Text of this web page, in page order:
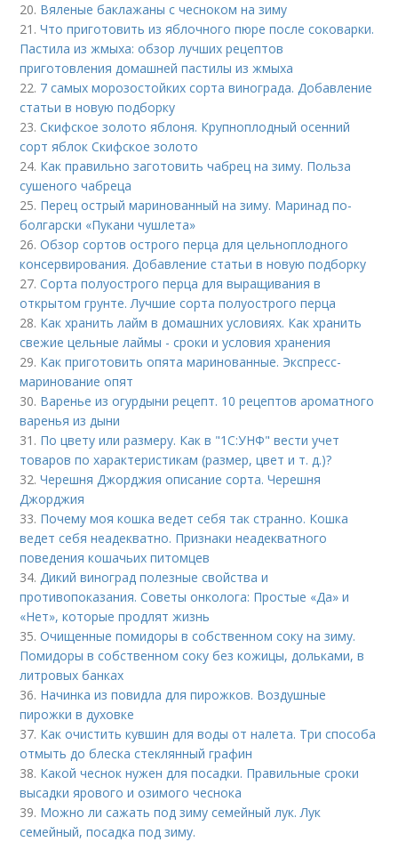
20. Вяленые баклажаны с чесноком на зиму
21.Что приготовить из яблочного пюре после соковарки.
Пастила из жмыха: обзор лучших рецептов
приготовления домашней пастилы из жмыха
22. 7 самых морозостойких сорта винограда. Добавление
статьи в новую подборку
23.Скифское золото яблоня. Крупноплодный осенний
сорт яблок Скифское золото
24. Как правильно заготовить чабрец на зиму. Польза
сушеного чабреца
25. Перец острый маринованный на зиму. Маринад по-
болгарски «Пукани чушлета»
26.Обзор сортов острого перца для цельноплодного
консервирования. Добавление статьи в новую подборку
27.Сорта полуострого перца для выращивания в
открытом грунте. Лучшие сорта полуострого перца
28. Как хранить лайм в домашних условиях. Как хранить
свежие цельные лаймы - сроки и условия хранения
29. Как приготовить опята маринованные. Экспресс-
маринование опят
30. Варенье из огурдыни рецепт. 10 рецептов ароматного
варенья из дыни
31. По цвету или размеру. Как в "1С:УНФ" вести учет
товаров по характеристикам (размер, цвет и т. д.)?
32.Черешня Джорджия описание сорта. Черешня
Джорджия
33. Почему моя кошка ведет себя так странно. Кошка
ведет себя неадекватно. Признаки неадекватного
поведения кошачьих питомцев
34.Дикий виноград полезные свойства и
противопоказания. Советы онколога: Простые «Да» и
«Нет», которые продлят жизнь
35.Очищенные помидоры в собственном соку на зиму.
Помидоры в собственном соку без кожицы, дольками, в
литровых банках
36. Начинка из повидла для пирожков. Воздушные
пирожки в духовке
37. Как очистить кувшин для воды от налета. Три способа
отмыть до блеска стеклянный графин
38. Какой чеснок нужен для посадки. Правильные сроки
высадки ярового и озимого чеснока
39. Можно ли сажать под зиму семейный лук. Лук
семейный, посадка под зиму.